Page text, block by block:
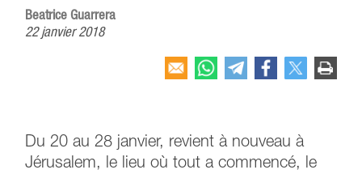
Beatrice Guarrera
22 janvier 2018
Du 20 au 28 janvier, revient à nouveau à
Jérusalem, le lieu où tout a commencé, le